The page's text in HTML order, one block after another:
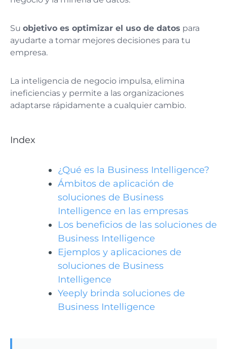
Su objetivo es optimizar el uso de datos para
ayudarte a tomar mejores decisiones para tu
empresa.
La inteligencia de negocio impulsa, elimina
ineficiencias y permite a las organizaciones
adaptarse rápidamente a cualquier cambio.
Index
¿Qué es la Business Intelligence?
Ámbitos de aplicación de
soluciones de Business
Intelligence en las empresas
Los beneficios de las soluciones de
Business Intelligence
Ejemplos y aplicaciones de
soluciones de Business
Intelligence
Yeeply brinda soluciones de
Business Intelligence